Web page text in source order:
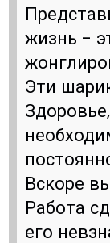
жизнь -
Эти
Вскоре
Работа
его